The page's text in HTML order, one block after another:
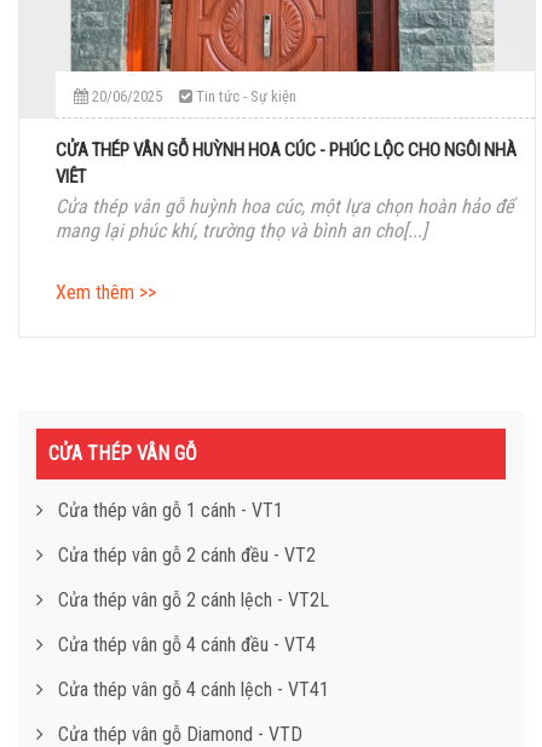
20/06/2025 Tin tức - Sự kiện
CỬA THÉP VÂN GỖ HUỲNH HOA CÚC - PHÚC LỘC CHO NGÔI NHÀ
VIỆT
Cửa thép vân gỗ huỳnh hoa cúc, một lựa chọn hoàn hảo để
mang lại phúc khí, trường thọ và bình an cho[...]
Xem thêm >>
CỬA THÉP VÂN GỖ
Cửa thép vân gỗ 1 cánh - VT1
Cửa thép vân gỗ 2 cánh đều - VT2
Cửa thép vân gỗ 2 cánh lệch - VT2L
Cửa thép vân gỗ 4 cánh đều - VT4
Cửa thép vân gỗ 4 cánh lệch - VT41
Cửa thép vân gỗ Diamond - VTD